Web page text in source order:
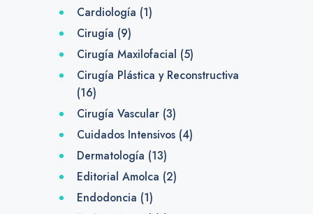
Cardiología (1)
Cirugía (9)
Cirugía Maxilofacial (5)
Cirugía Plástica y Reconstructiva
(16)
Cirugía Vascular(3)
Cuidados Intensivos(4)
Dermatología (13)
Editorial Amolca (2)
Endodoncia (1)